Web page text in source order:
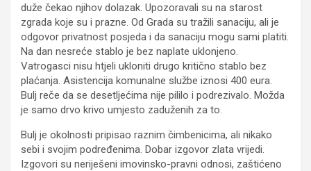
duže čekao njihov dolazak. Upozoravali su na starost
zgrada koje su i prazne. Od Grada su tražili sanaciju, ali je
odgovor privatnost posjeda i da sanaciju mogu sami platiti.
Na dan nesreće stablo je bez naplate uklonjeno.
Vatrogasci nisu htjeli ukloniti drugo kritično stablo bez
plaćanja. Asistencija komunalne službe iznosi 400 eura.
Bulj reče da se desetljećima nije pililo i podrezivalo. Možda
je samo drvo krivo umjesto zaduženih za to.
Bulj je okolnosti pripisao raznim čimbenicima, ali nikako
sebi i svojim podređenima. Dobar izgovor zlata vrijedi.
Izgovori su neriješeni imovinsko-pravni odnosi, zaštićeno